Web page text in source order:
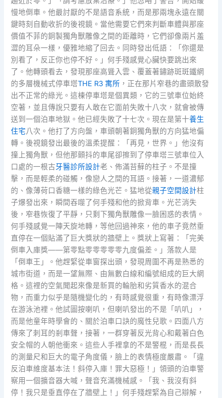
慢地倒車。他最討厭的不是語音系統，而是那兩塊永遠在關
鍵時刻自動收折的後視鏡。當他需要它們來判斷車體與那座
價值不菲的銅製獨角獸雕像之間的距離時，它們卻像兩片羞
澀的耳朵一樣，優雅地縮了回去。同時發出低語：「你還是
別看了，反正你也停不好。」何手殘感覺心臟快要跳出來
了。他轉頭看去，發現那座高聳入雲、覆蓋著鏽跡斑斑鐵網
的多層機械式停車塔THE R3 寓所 ，正在那片窄巷的盡頭散發
出不正常的綠光。這棟停車塔是個異類，它的三號車位始終
空著，並且傳說只要有人敢在它面前失敗十八次，就會被傳
送到一個泊車地獄。他已經失敗了十七次。現在是第十養生
住宅八次。他打了方向盤，車頭朝著銅獨角獸的方向猛地偏
轉。後視鏡發出最後的溫柔提醒：「再見，世界。」他沒有
撞上獨角獸，但他那顫抖的車尾卻擦到了停車塔三號車位入
口處的一根古牙醫診所設計老、佈滿苔蘚的柱子。不是撞
擊，而是輕柔的碰觸，像戀人之間的耳語。接著，一道濃郁
的、像薄荷口香糖一樣的綠色光芒。猛地從親子空間設計柱
子爆發出來，瞬間吞噬了何手殘和他的掀背車。光芒消失
後，窄巷恢復了平靜，只剩下獨角獸雕像一臉困惑的表情。
何手殘感覺一陣天旋地轉，等他回過神來，他的車子竟然垂
直停在一個貼滿了巨大獎狀的牆壁上。獎狀上寫著：「完美
倒車入庫獎——第零點零零零零零九度偏差。」落款人是
「倒車王」。他趕緊從車窗探出頭，發現周圍不再是熟悉的
城市街道，而是一望無際、由無數白線和編號組成的巨大網
格。這裡的空氣聞起來像是新買的輪胎和劣質香水的混合
物，而重力似乎是隨機變化的，有時感覺很重，有時像漂浮
在游泳池裡。他試圖按喇叭，但喇叭發出的不是「叭叭」，
而是他童年時學會的、關於泊車口訣的魔性兒歌。四面八方
傳來了刺耳的剎車聲，接著，一群穿著反光背心和戴著白色
安全帽的人朝他衝來。這些人手裡拿的不是警棍，而是長長
的測量尺和巨大的電子角度儀，臉上的表情極度嚴肅。「違
反泊車維度基本法！斜停入庫！罪大惡極！」領頭的泊車警
察用一個擴音器大喊，聲音充滿機械感。「我、我沒有斜
停！我只是垂直停在了牆壁上！」何手殘趕緊為自己辯解，